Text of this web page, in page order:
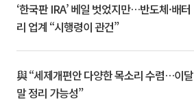
‘한국판 IRA’ 베일 벗었지만…반도체·배터
리 업계 “시행령이 관건”
與 “세제개편안 다양한 목소리 수렴…이달
말 정리 가능성”